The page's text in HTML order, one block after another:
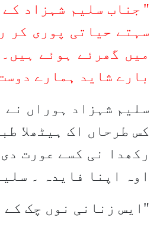
" جناب سلیم شہزاد
سہتے حیاتی پوری کر
میں گھرئے ہوئے
بارے شاید ہمارے
سلیم شہزاد ہوراں نے
کس طرحاں اک ہیٹھلا
رکھدا نی کسے عورت
اوہ اپنا فایدہ ۔
" ایس زنانی نوں چک